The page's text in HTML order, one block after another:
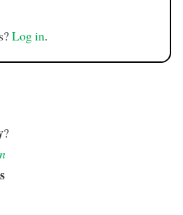
Log in.
?